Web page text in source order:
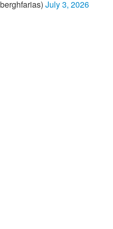
July 3, 2026